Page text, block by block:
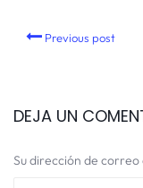
Previous post
DEJA UN
Su dirección de